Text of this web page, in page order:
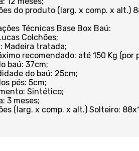
do produto (larg. x comp. x alt.)
Técnicas Base Box Baú:
Colchões;
Madeira tratada;
recomendado: até 150 Kg (por
baú: 37cm;
do baú: 25cm;
pés: 5cm;
Sintético;
3 meses;
(larg. x comp. x alt.) Solteiro: